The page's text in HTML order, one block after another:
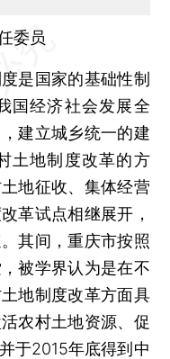
委员
国家的基础性制
国经济社会发展全
建立城乡统一的建
土地制度改革的方
地征收、集体经营
革试点相继展开，
其间，重庆市按照
被学界认为是在不
地制度改革方面具
农村土地资源、促
于2015年底得到中